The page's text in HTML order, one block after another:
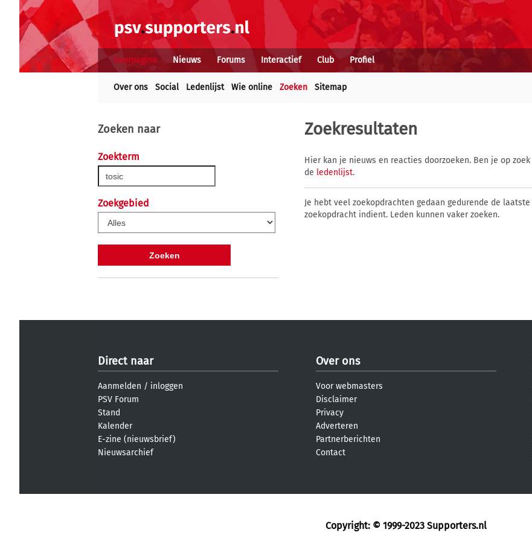
Voorpagina Nieuws Forums Interactief Club Profiel
Over ons Social Ledenlijst Wie online Zoeken Sitemap
Zoeken naar
Zoekterm
Zoekgebied
Zoekresultaten
Hier kan je nieuws en reacties doorzoeken. Ben je op
de ledenlijst.
Je hebt veel zoekopdrachten gedaan gedurende de
zoekopdracht indient. Leden kunnen vaker zoeken.
Direct naar
Aanmelden / inloggen
PSV Forum
Stand
Kalender
E-zine (nieuwsbrief)
Nieuwsarchief
Over ons
Voor webmasters
Disclaimer
Privacy
Adverteren
Partnerberichten
Contact
Copyright: © 1999-2023 Supporters.nl